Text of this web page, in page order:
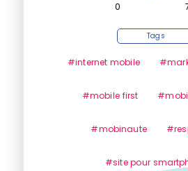
0
Tags
#internet mobile
#mobile first
#mobinaute
#site pour